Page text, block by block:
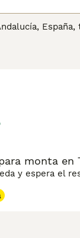
lo convierte
monta en
y espera el